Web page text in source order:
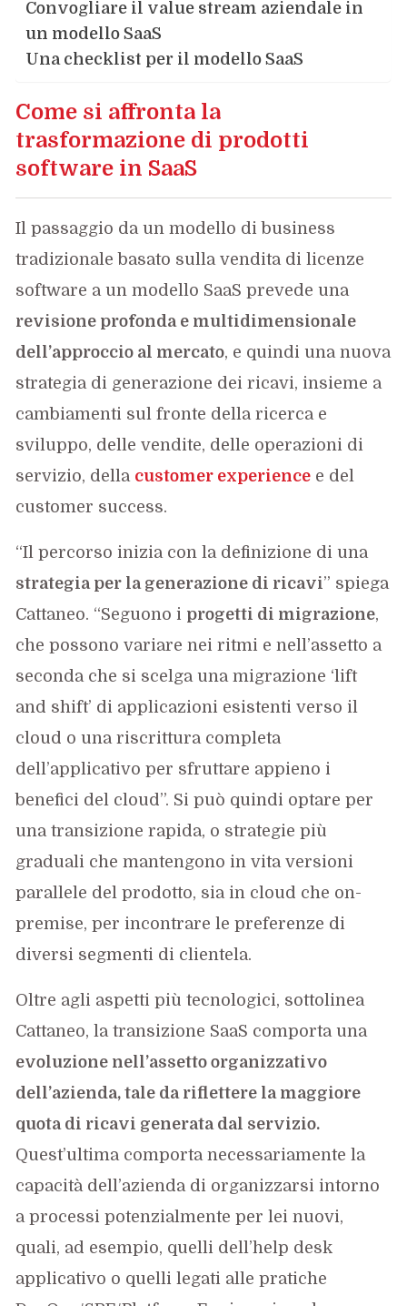
Convogliare il value stream aziendale in
un modello SaaS
Una checklist per il modello SaaS
Come si affronta la
trasformazione di prodotti
software in SaaS
Il passaggio da un modello di business
tradizionale basato sulla vendita di licenze
software a un modello SaaS prevede una
revisione profonda e multidimensionale
dell’approccio al mercato, e quindi una nuova
strategia di generazione dei ricavi, insieme a
cambiamenti sul fronte della ricerca e
sviluppo, delle vendite, delle operazioni di
servizio, della customer experience e del
customer success.
“Il percorso inizia con la definizione di una
strategia per la generazione di ricavi” spiega
Cattaneo. “Seguono i progetti di migrazione,
che possono variare nei ritmi e nell’assetto a
seconda che si scelga una migrazione ‘lift
and shift’ di applicazioni esistenti verso il
cloud o una riscrittura completa
dell’applicativo per sfruttare appieno i
benefici del cloud”. Si può quindi optare per
una transizione rapida, o strategie più
graduali che mantengono in vita versioni
parallele del prodotto, sia in cloud che on-
premise, per incontrare le preferenze di
diversi segmenti di clientela.
Oltre agli aspetti più tecnologici, sottolinea
Cattaneo, la transizione SaaS comporta una
evoluzione nell’assetto organizzativo
dell’azienda, tale da riflettere la maggiore
quota di ricavi generata dal servizio.
Quest’ultima comporta necessariamente la
capacità dell’azienda di organizzarsi intorno
a processi potenzialmente per lei nuovi,
quali, ad esempio, quelli dell’help desk
applicativo o quelli legati alle pratiche